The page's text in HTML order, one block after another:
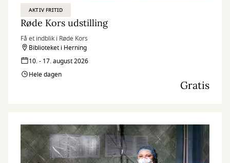
AKTIV FRITID
Røde Kors udstilling
Få et indblik i Røde Kors
Biblioteket i Herning
10. - 17. august 2026
Hele dagen
Gratis